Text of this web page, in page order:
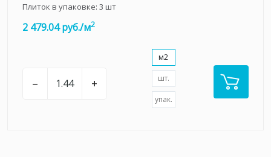
Плиток в упаковке: 3 шт
2 479.04 руб./м2
– +
м2
шт.
упак.